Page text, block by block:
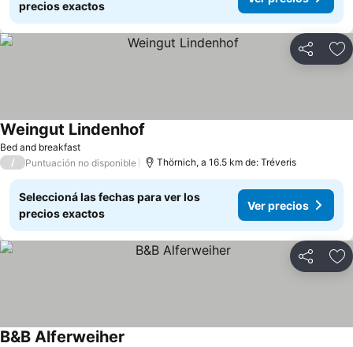
precios exactos
Compartir
Bed and breakfast
Weingut Lindenhof
/ Puntuación no disponible Thörnich, a 16.5 km de: Tréveris
Seleccioná las fechas para ver los
precios exactos
Ver precios
Compartir
B&B Alferweiher